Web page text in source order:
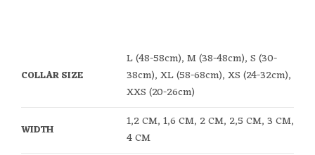
COLLAR SIZE
L (48-58cm), M (38-48cm), S (30-
38cm), XL (58-68cm), XS (24-32cm),
XXS (20-26cm)
WIDTH
1,2 CM, 1,6 CM, 2 CM, 2,5 CM, 3 CM,
4 CM